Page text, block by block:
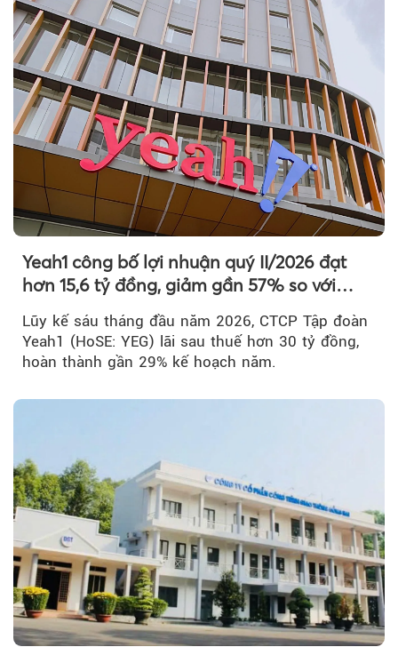
Yeah1 công bố lợi nhuận quý II/2026 đạt
hơn 15,6 tỷ đồng, giảm gần 57% so với
Lũy kế sáu tháng đầu năm 2026, CTCP Tập đoàn
Yeah1 (HoSE: YEG) lãi sau thuế hơn 30 tỷ đồng,
hoàn thành gần 29% kế hoạch năm.